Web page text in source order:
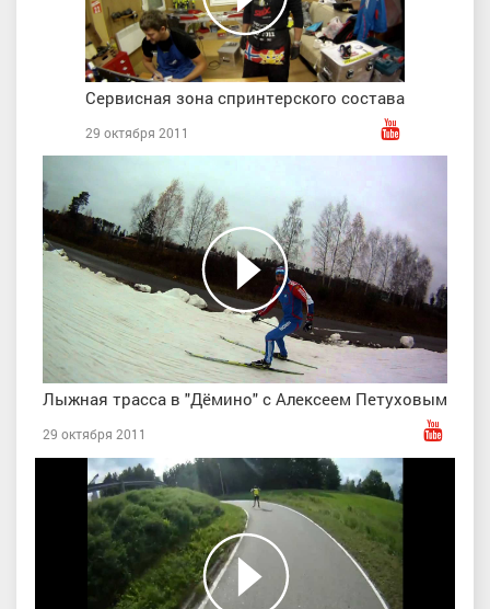
Сервисная зона спринтерского состава
29 октября 2011
Лыжная трасса в "Дёмино" с Алексеем Петуховым
29 октября 2011